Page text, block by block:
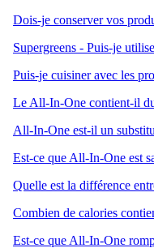
Dois-je conserver vos
Supergreens - Puis-je
Puis-je cuisiner avec les
Le All-In-One contient-il
All-In-One est-il un
Est-ce que All-In-One est
Quelle est la différence
Combien de calories
Est-ce que All-In-One